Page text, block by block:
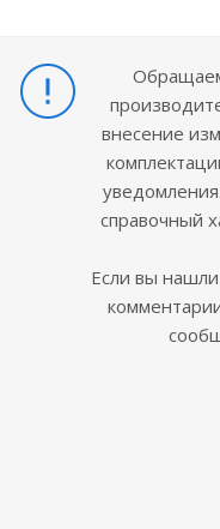
внесение
справочный
Если вы нашли